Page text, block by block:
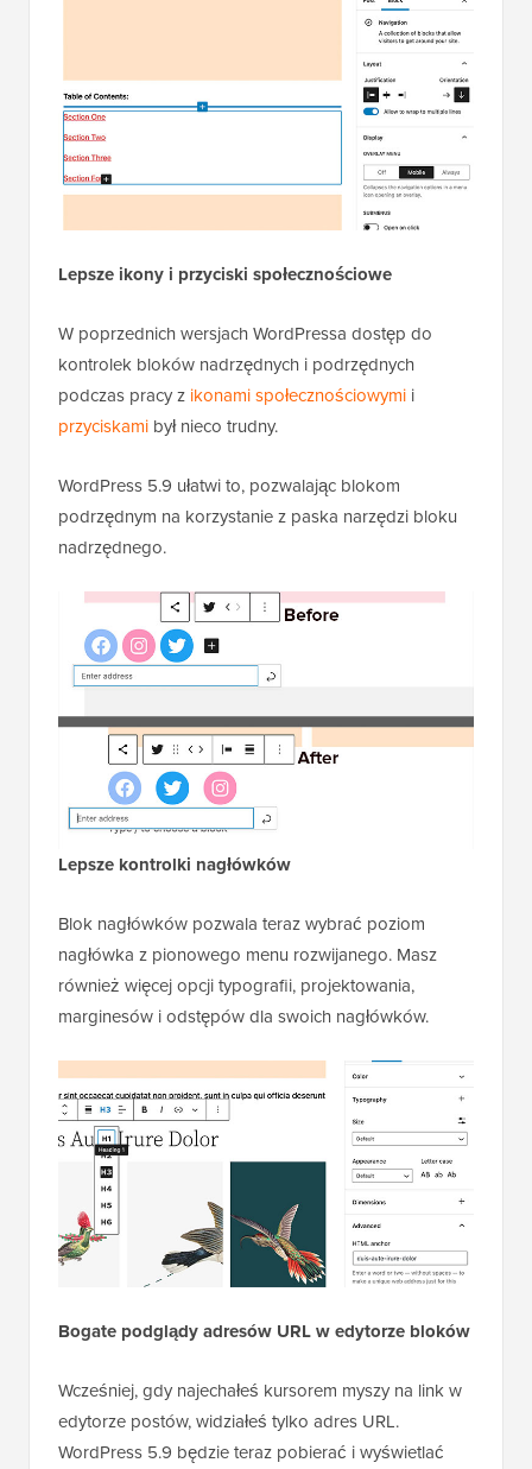
Lepsze ikony i przyciski społecznościowe
W poprzednich wersjach WordPressa dostęp do
kontrolek bloków nadrzędnych i podrzędnych
podczas pracy z ikonami społecznościowymi i
przyciskami był nieco trudny.
WordPress 5.9 ułatwi to, pozwalając blokom
podrzędnym na korzystanie z paska narzędzi bloku
nadrzędnego.
Lepsze kontrolki nagłówków
Blok nagłówków pozwala teraz wybrać poziom
nagłówka z pionowego menu rozwijanego. Masz
również więcej opcji typografii, projektowania,
marginesów i odstępów dla swoich nagłówków.
Bogate podglądy adresów URL w edytorze bloków
Wcześniej, gdy najechałeś kursorem myszy na link w
edytorze postów, widziałeś tylko adres URL.
WordPress 5.9 będzie teraz pobierać i wyświetlać